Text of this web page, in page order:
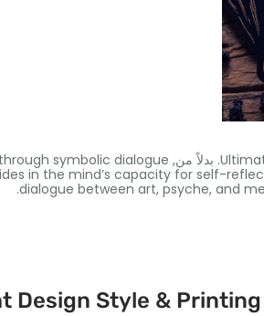
. بدلاً من, symbolic dialogue
in the mind’s capacity for self-
dialogue between art, psyche, and
.
Design Style &